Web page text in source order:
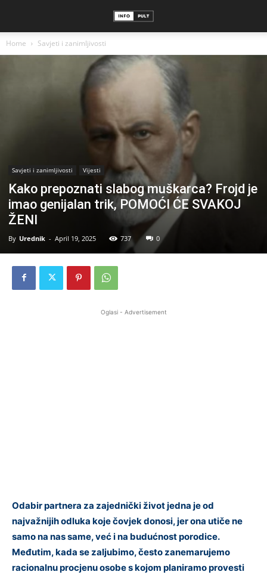
Home Savjeti i zanimljivosti
Savjeti i zanimljivosti Vijesti
Kako prepoznati slabog muškarca? Frojd je
imao genijalan trik, POMOĆI ĆE SVAKOJ
ŽENI
By Urednik - April 19, 2025 737 0
Oglasi - Advertisement
Odabir partnera za zajednički život jedna je od
najvažnijih odluka koje čovjek donosi, jer ona utiče ne
samo na nas same, već i na budućnost porodice.
Međutim, kada se zaljubimo, često zanemarujemo
racionalnu procjenu osobe s kojom planiramo provesti